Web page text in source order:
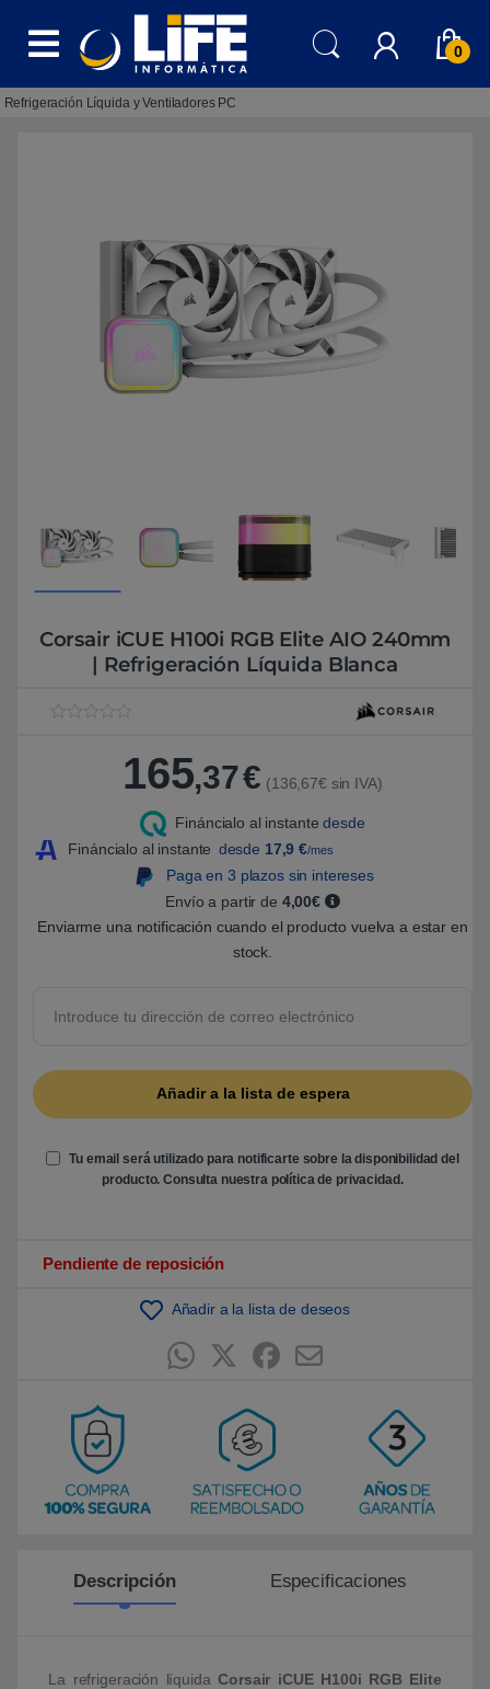
0
Refrigeración Líquida y Ventiladores PC
Corsair iCUE H100i RGB Elite AIO 240mm
| Refrigeración Líquida Blanca
o
5
s
o
b
a
d
n
u
n
ó
n
165,37€ (136,67€ sin IVA)
Fináncialo al instante desde
Fináncialo al instante desde 17,9 €/mes
Paga en 3 plazos sin intereses
Envío a partir de 4,00€
Enviarme una notificación cuando el producto vuelva a estar en
stock.
Tu email será utilizado para notificarte sobre la disponibilidad del
producto. Consulta nuestra política de privacidad.
Pendiente de reposición
Añadir a la lista de deseos
Descripción Especificaciones
La refrigeración líquidaCorsair iCUE H100i RGB Elite